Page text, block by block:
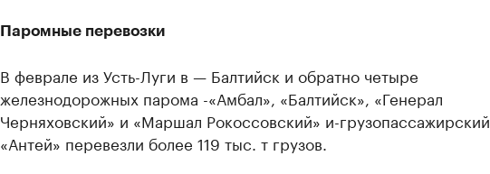
Паромные перевозки
В феврале из Усть-Луги в — Балтийск и обратно четыре
железнодорожных парома -«Амбал», «Балтийск», «Генерал
Черняховский» и «Маршал Рокоссовский» и-грузопассажирский
«Антей» перевезли более 119 тыс. т грузов.